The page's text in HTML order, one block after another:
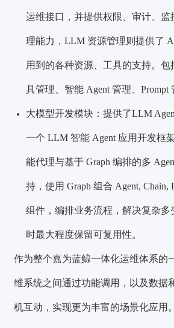
运维接口，并提供权限、审计、监
理能力，LLM 资源管理则提供了
用到的各种资源、工具的支持。包
具管理、智能 Agent 管理、Prompt
大模型开发模块：提供了LLM
一个 LLM 智能 Agent 应用开发框
能代理与基于 Graph 编排的多
持，使用 Graph 组合 Agent, Chain,
组件，编排业务流程，解决复杂多
时最大程度保留可复用性。
作为整个嘉为蓝鲸一体化运维体系的
维系统之间通过功能调用，以及数据
机互动，实现更为丰富的场景化应用。